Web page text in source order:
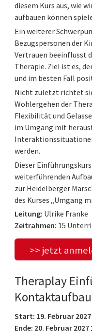
diesem Kurs aus, wie
aufbauen können
Ein weiterer
Bezugspersonen der
Vertrauen beeinflusst
Therapie. Ziel ist es,
und im besten Fall
Nicht zuletzt richtet
Wohlergehen der
Flexibilität und
im Umgang mit
werden.
Dieser
weiterführenden
zur Heidelberger
des Kurses „Umgang
Leitung: Ulrike Franke
Zeitrahmen: 15
>> jetzt
Theraplay
Start: 19. Februar 2027
Ende: 20. Februar 2027